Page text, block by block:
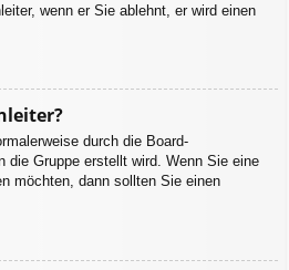
wenn er Sie ablehnt, er wird einen
durch die Board-
die Gruppe erstellt wird. Wenn Sie eine
möchten, dann sollten Sie einen